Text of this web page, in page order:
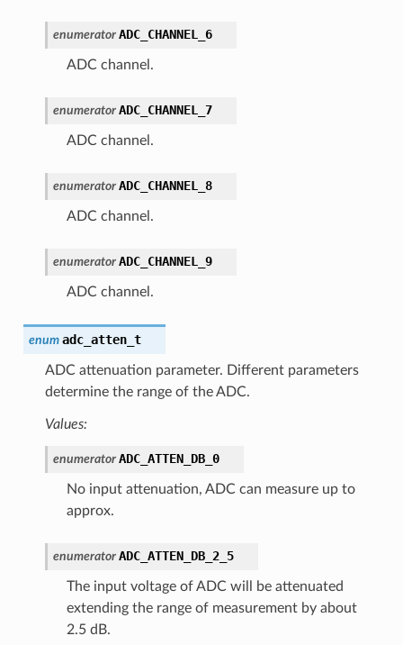
enumerator ADC_CHANNEL_6
ADC channel.
enumerator ADC_CHANNEL_7
ADC channel.
enumerator ADC_CHANNEL_8
ADC channel.
enumerator ADC_CHANNEL_9
ADC channel.
enum adc_atten_t
ADC attenuation parameter. Different parameters
determine the range of the ADC.
Values:
enumerator ADC_ATTEN_DB_0
No input attenuation, ADC can measure up to
approx.
enumerator ADC_ATTEN_DB_2_5
The input voltage of ADC will be attenuated
extending the range of measurement by about
2.5 dB.